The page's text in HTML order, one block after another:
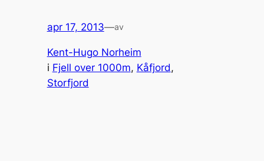
apr 17, 2013—av
Kent-Hugo Norheim
i Fjell over 1000m, Kåfjord
Storfjord